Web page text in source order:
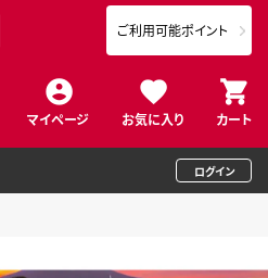
マイページ お気に入り カート
ご利用可能ポイント
ログイン